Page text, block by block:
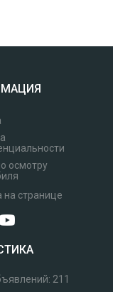
осмотру
на странице
211